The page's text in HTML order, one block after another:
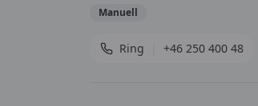
Manuell
Ring +46 250 400 48